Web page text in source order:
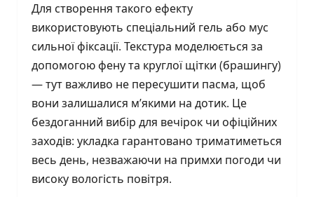
Для створення такого ефекту
використовують спеціальний гель або мус
сильної фіксації. Текстура моделюється за
допомогою фену та круглої щітки (брашингу)
— тут важливо не пересушити пасма, щоб
вони залишалися м’якими на дотик. Це
бездоганний вибір для вечірок чи офіційних
заходів: укладка гарантовано триматиметься
весь день, незважаючи на примхи погоди чи
високу вологість повітря.